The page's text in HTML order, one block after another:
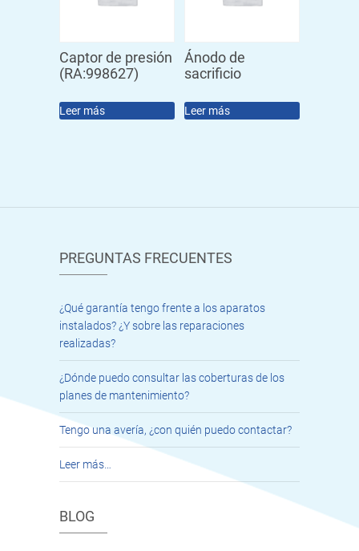
Captor de presión
(RA:998627)
Leer más
Ánodo de
sacrificio
Leer más
PREGUNTAS FRECUENTES
¿Qué garantía tengo frente a los aparatos
instalados? ¿Y sobre las reparaciones
realizadas?
¿Dónde puedo consultar las coberturas de los
planes de mantenimiento?
Tengo una avería, ¿con quién puedo contactar?
Leer más…
BLOG